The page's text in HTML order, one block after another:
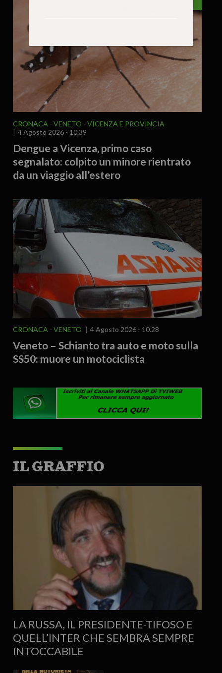
CRONACA VENETO
VICENZA E PROVINCIA
4 Agosto 2026 - 10.39
Dengue a Vicenza, primo caso
segnalato: colpito un minore rientrato
da un viaggio all’estero
CRONACA VENETO 4 Agosto 2026 - 10.28
Veneto – Schianto tra auto e moto sulla
SS50: muore un motociclista
IL GRAFFIO
LA RUSSA, IL PRESIDENTE-TIFOSO E
QUELL’INTER CHE SEMBRA SEMPRE
INTOCCABILE